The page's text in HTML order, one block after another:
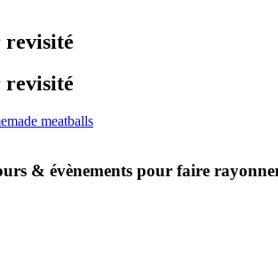
meatballs
& évènements pour faire